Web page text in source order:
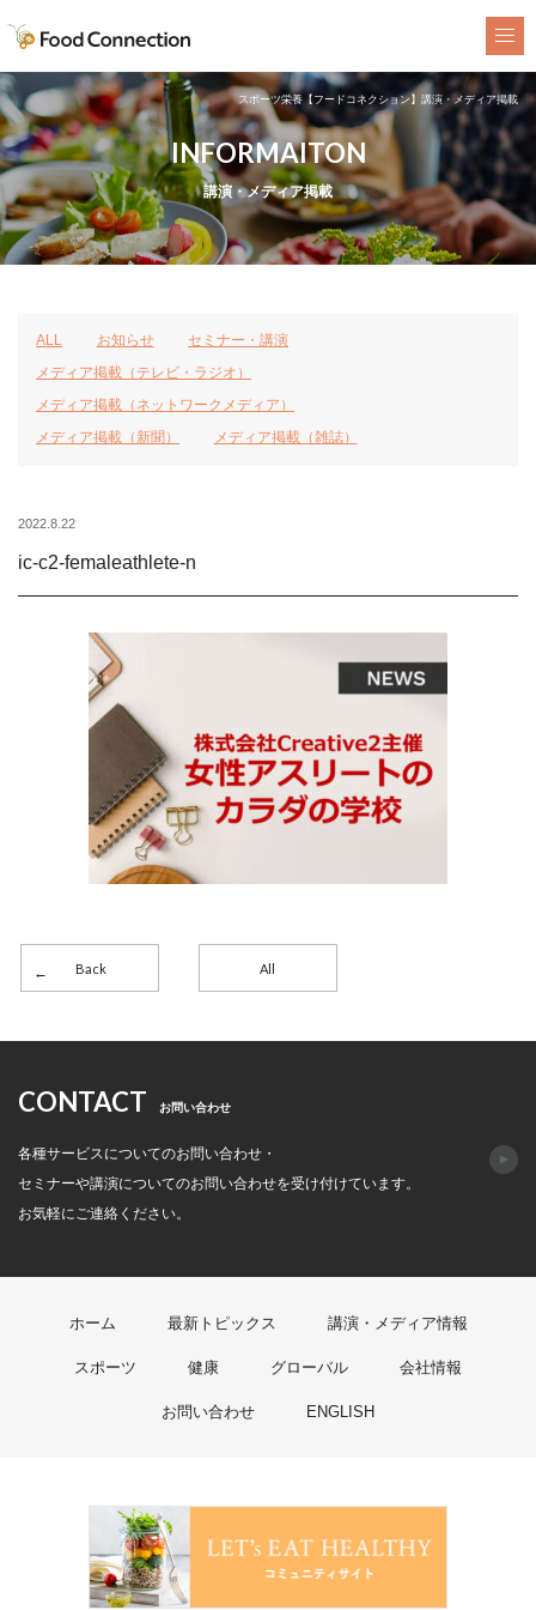
スポーツ栄養【フードコネクション】講演・メディア掲載
INFORMAITON
講演・メディア掲載
ALL お知らせ
セミナー・講演
メディア掲載（テレビ・ラジオ）
メディア掲載（ネットワークメディア）
メディア掲載（新聞）
メディア掲載（雑誌）
2022.8.22
ic-c2-femaleathlete-n
Back All
CONTACT お問い合わせ
各種サービスについてのお問い合わせ・
セミナーや講演についてのお問い合わせを受け付けています。
お気軽にご連絡ください。
ホーム 最新トピックス 講演・メディア情報
スポーツ 健康 グローバル 会社情報
お問い合わせ ENGLISH